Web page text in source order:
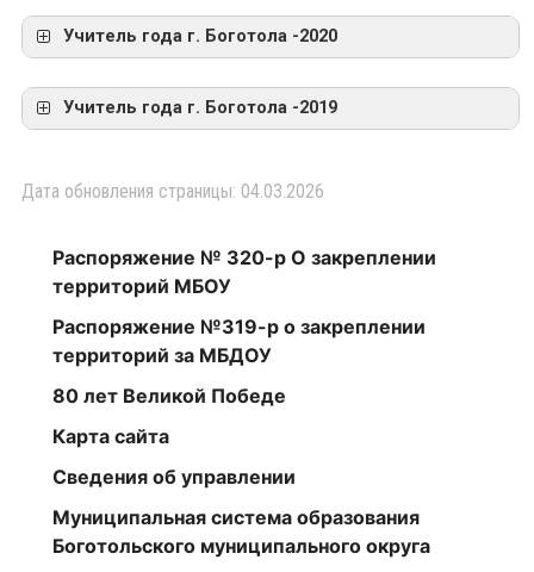
УЧИТЕЛЬ ГОДА – 2025
Богомолова Кристина
классов МБОУ СОШ
среднее
профессиональное,
педагогический
категория —
стаж – 6
летПедагогическое
Учитель года г. Боготола -2020
Левковская Олеся
Учитель начальных
2019 г. окончила
«Ачинскоий
педагогический
колледж» по
Учитель года г. Боготола -2019
Богаева Светлана
Образование — в 1981
г. окончила
Красноярский техникум
физической культуры.
Дата обновления страницы: 04.03.2026
Распоряжение № 320-р О закреплении
территорий МБОУ
Распоряжение №319-р о закреплении
территорий за МБДОУ
80 лет Великой Победе
Карта сайта
Сведения об управлении
Муниципальная система образования
Боготольского муниципального округа